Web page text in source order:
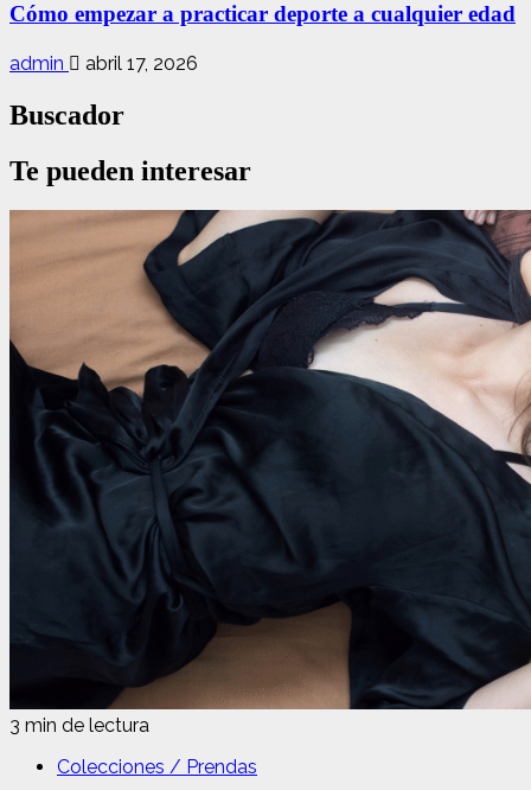
Cómo empezar a practicar deporte a cualquier edad
admin abril 17, 2026
Buscador
Te pueden interesar
3 min de lectura
Colecciones / Prendas